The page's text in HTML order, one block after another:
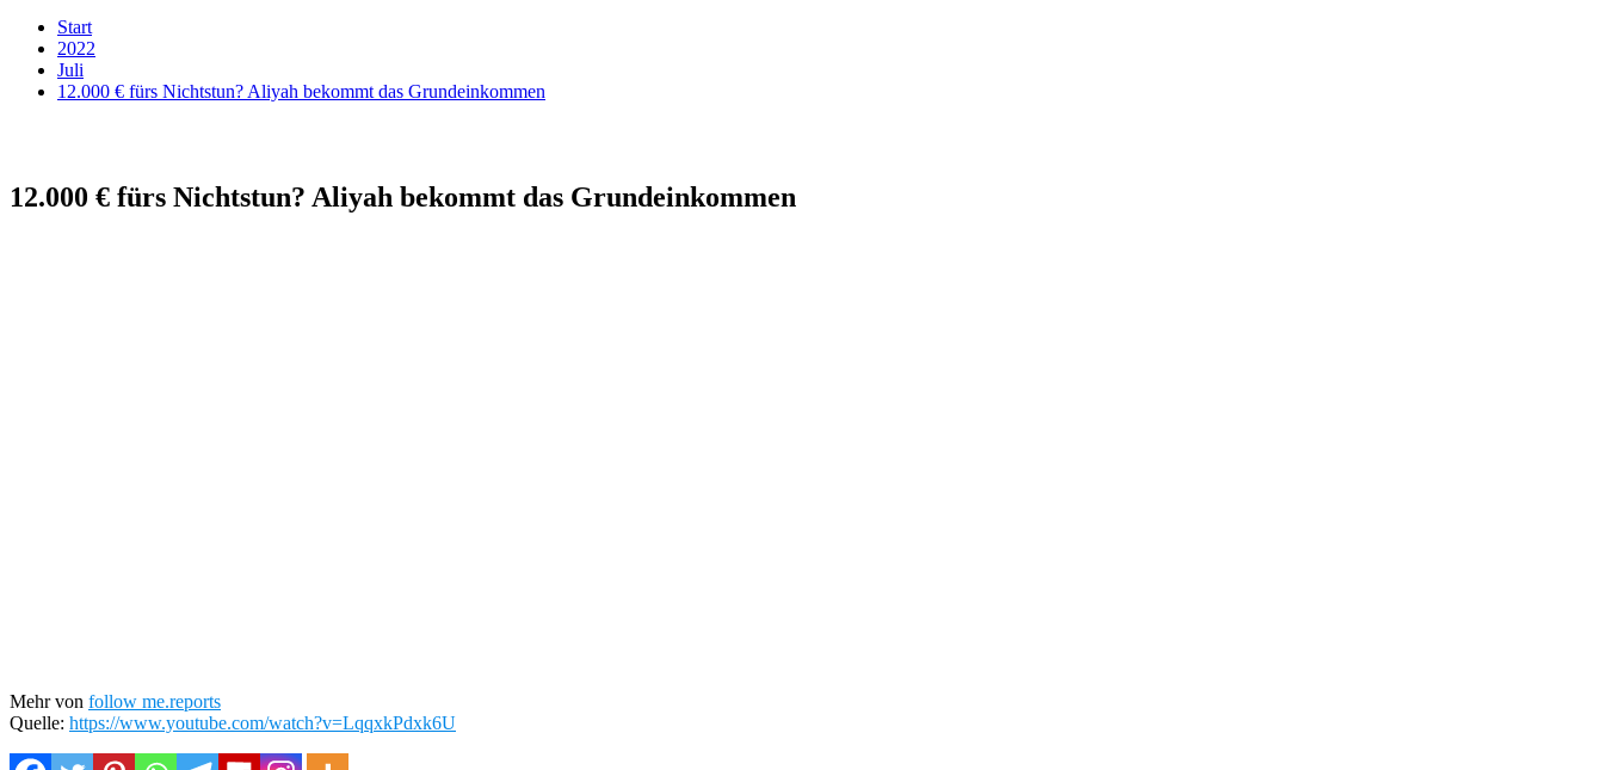
Start
2022
Juli
12.000 € fürs Nichtstun? Aliyah bekommt das Grundeinkommen
12.000 € fürs Nichtstun? Aliyah bekommt das Grundeinkommen
Mehr von follow me.reports
Quelle: https://www.youtube.com/watch?v=LqqxkPdxk6U